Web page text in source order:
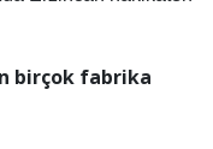
birçok fabrika